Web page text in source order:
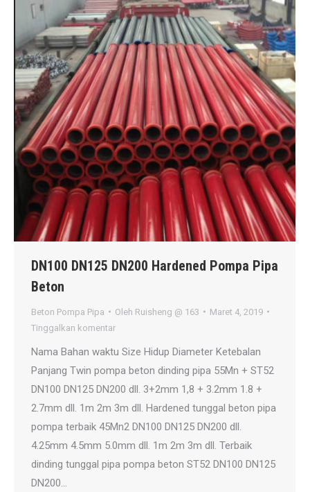
DN100 DN125 DN200 Hardened Pompa Pipa
Beton
Beton Pompa Pipa Oleh Ruisheng @ 163
Maret 4, 2019
Tinggalkan komentar
Nama Bahan waktu Size Hidup Diameter Ketebalan
Panjang Twin pompa beton dinding pipa 55Mn + ST52
DN100 DN125 DN200 dll. 3+2mm 1,8 + 3.2mm 1.8 +
2.7mm dll. 1m 2m 3m dll. Hardened tunggal beton pipa
pompa terbaik 45Mn2 DN100 DN125 DN200 dll.
4.25mm 4.5mm 5.0mm dll. 1m 2m 3m dll. Terbaik
dinding tunggal pipa pompa beton ST52 DN100 DN125
DN200…